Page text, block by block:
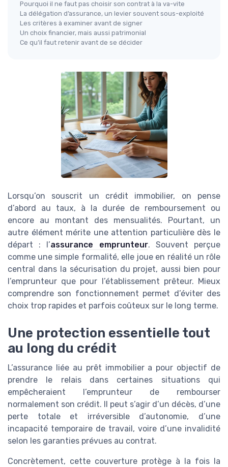
Pourquoi il ne faut pas choisir son contrat à la va-vite
La délégation d’assurance, un levier souvent sous-exploité
Les critères à examiner avant de signer
Un choix financier, mais aussi patrimonial
Ce qu’il faut retenir avant de se décider
Lorsqu’on souscrit un crédit immobilier, on pense
d’abord au taux, à la durée de remboursement ou
encore au montant des mensualités. Pourtant, un
autre élément mérite une attention particulière dès le
départ : l’assurance emprunteur. Souvent perçue
comme une simple formalité, elle joue en réalité un rôle
central dans la sécurisation du projet, aussi bien pour
l’emprunteur que pour l’établissement prêteur. Mieux
comprendre son fonctionnement permet d’éviter des
choix trop rapides et parfois coûteux sur le long terme.
Une protection essentielle tout
au long du crédit
L’assurance liée au prêt immobilier a pour objectif de
prendre le relais dans certaines situations qui
empêcheraient l’emprunteur de rembourser
normalement son crédit. Il peut s’agir d’un décès, d’une
perte totale et irréversible d’autonomie, d’une
incapacité temporaire de travail, voire d’une invalidité
selon les garanties prévues au contrat.
Concrètement, cette couverture protège à la fois la